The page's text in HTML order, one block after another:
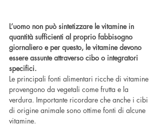
L’uomo non può sintetizzare le vitamine in
quantità sufficienti al proprio fabbisogno
giornaliero e per questo, le vitamine devono
essere assunte attraverso cibo o integratori
specifici.
Le principali fonti alimentari ricche di vitamine
provengono da vegetali come frutta e la
verdura. Importante ricordare che anche i cibi
di origine animale sono ottime fonti di alcune
vitamine.